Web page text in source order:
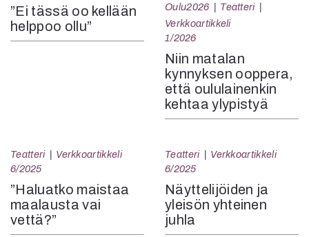
”Ei tässä oo kellään
helppoo ollu”
Oulu2026
Teatteri
Verkkoartikkeli
1/2026
Niin matalan
kynnyksen ooppera,
että oululainenkin
kehtaa ylypistyä
Teatteri
Verkkoartikkeli
6/2025
”Haluatko maistaa
maalausta vai
vettä?”
Teatteri
Verkkoartikkeli
6/2025
Näyttelijöiden ja
yleisön yhteinen
juhla